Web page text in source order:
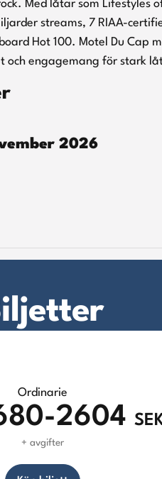
Med låtar som Lifestyles
streams, 7 RIAA-
Hot 100. Motel Du Cap
och engagemang för stark
2026
Ordinarie
-2604
+ avgifter